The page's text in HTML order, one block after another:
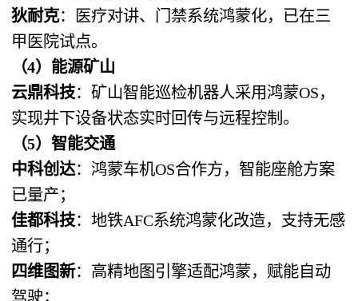
狄耐克：医疗对讲、门禁系统鸿蒙化，已在三
甲医院试点。
（4）能源矿山
云鼎科技：矿山智能巡检机器人采用鸿蒙OS，
实现井下设备状态实时回传与远程控制。
（5）智能交通
中科创达：鸿蒙车机OS合作方，智能座舱方案
已量产；
佳都科技：地铁AFC系统鸿蒙化改造，支持无感
通行；
四维图新：高精地图引擎适配鸿蒙，赋能自动
驾驶；